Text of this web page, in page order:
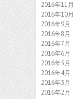
2016年11月
2016年10月
2016年9月
2016年8月
2016年7月
2016年6月
2016年5月
2016年4月
2016年3月
2016年2月